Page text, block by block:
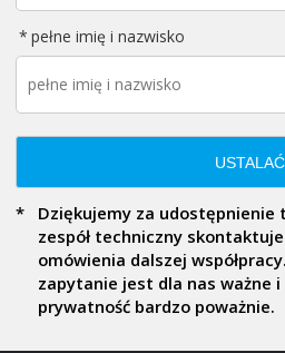
pełne imię i nazwisko
USTALAĆ
Dziękujemy za udostępnienie
zespół techniczny
omówienia dalszej
zapytanie jest dla nas ważne
prywatność bardzo poważnie.